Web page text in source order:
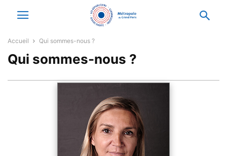
Accueil Qui sommes-nous ?
Qui sommes-nous ?